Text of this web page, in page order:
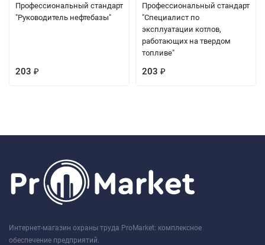
Профессиональный стандарт
"Руководитель нефтебазы"
203 ₽
Профессиональный стандарт
"Специалист по
эксплуатации котлов,
работающих на твердом
топливе"
203 ₽
Интернет-магазин охраны труда ProMarket: комплексное
обеспечение предприятий.